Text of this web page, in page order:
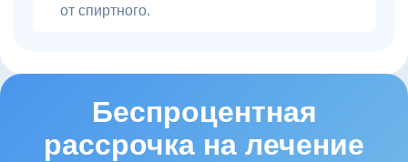
от спиртного.
Беспроцентная
рассрочка на лечение